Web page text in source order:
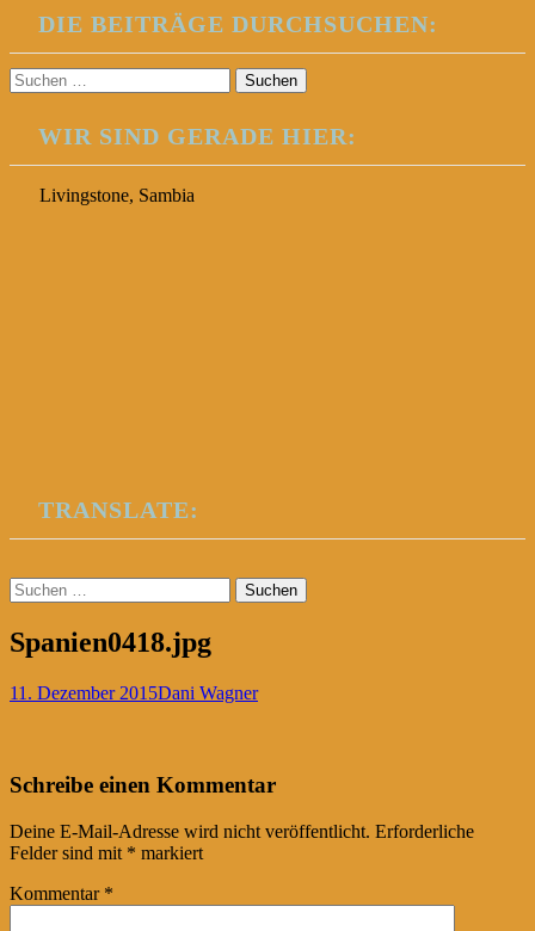
DIE BEITRÄGE DURCHSUCHEN:
Suchen
nach:
WIR SIND GERADE HIER:
Livingstone, Sambia
TRANSLATE:
Suchen
nach:
Spanien0418.jpg
11. Dezember 2015Dani Wagner
Post
navigation
←
Schreibe einen Kommentar
Deine E-Mail-Adresse wird nicht veröffentlicht. Erforderliche
Felder sind mit * markiert
Kommentar *